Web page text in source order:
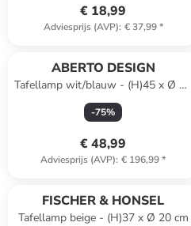
€ 18,99
Adviesprijs (AVP): € 37,99*
ABERTO DESIGN
Tafellamp wit/blauw - (H)45 x Ø 30
cm
-75%
€ 48,99
Adviesprijs (AVP): € 196,99*
FISCHER & HONSEL
Tafellamp beige - (H)37 x Ø 20 cm